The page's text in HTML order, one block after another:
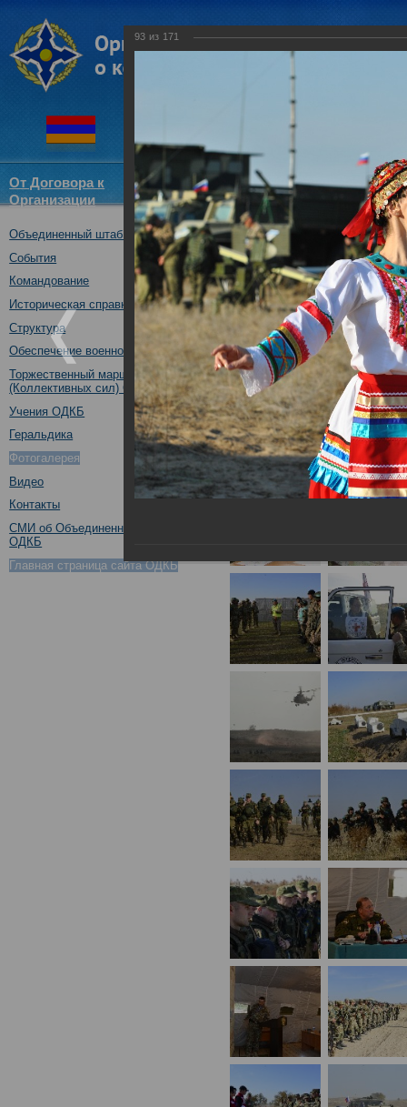
От Договора к
Организации
Структура
ОДКБ
Новости
Объединенный штаб ОДКБ
События
Командование
Историческая справка
Структура
Обеспечение военной безопасности
Торжественный марш Войск
(Коллективных сил) ОДКБ
Учения ОДКБ
Геральдика
Фотогалерея
Видео
Контакты
СМИ об Объединенном штабе
ОДКБ
Главная страница сайта ОДКБ
Совместное учение
17.10.2017
93 из 171